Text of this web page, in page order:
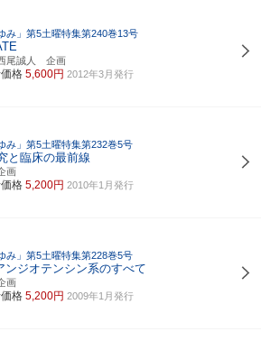
み」第5土曜特集第240巻13号
尾誠人 企画
格 5,600円 2012年3月発行
み」第5土曜特集第232巻5号
と臨床の最前線
画
格 5,200円 2010年1月発行
み」第5土曜特集第228巻5号
ンジオテンシン系のすべて
画
格 5,200円 2009年1月発行